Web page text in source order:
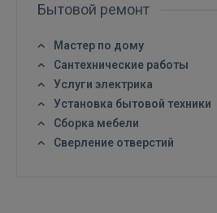
Забыли пароль?
FACEBOOK
Бытовой ремонт
Мастер по дому
Сантехнические работы
Услуги электрика
Установка бытовой техники
Сборка мебели
Сверление отверстий